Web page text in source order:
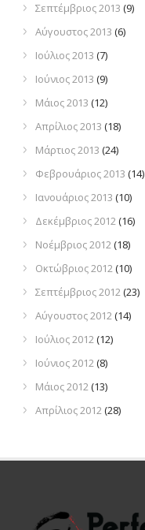
Σεπτέμβριος 2013 (9)
Αύγουστος 2013 (6)
Ιούλιος 2013 (7)
Ιούνιος 2013 (9)
Μάιος 2013 (12)
Απρίλιος 2013 (18)
Μάρτιος 2013 (24)
Φεβρουάριος 2013 (14)
Ιανουάριος 2013 (10)
Δεκέμβριος 2012(16)
Νοέμβριος 2012(18)
Οκτώβριος 2012(10)
Σεπτέμβριος 2012(23)
Αύγουστος 2012(14)
Ιούλιος 2012(12)
Ιούνιος 2012(8)
Μάιος 2012(13)
Απρίλιος 2012(28)